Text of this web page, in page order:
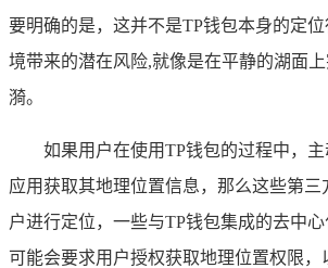
要明确的是，这并不是TP钱包本身的定
境带来的潜在风险,就像是在平静的湖面
漪。
如果用户在使用TP钱包的过程中，
应用获取其地理位置信息，那么这些第三
户进行定位，一些与TP钱包集成的去中心
可能会要求用户授权获取地理位置权限，